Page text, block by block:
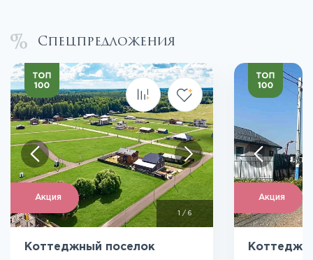
Спецпредложения
Акция
1 / 6
Коттеджный поселок
Акция